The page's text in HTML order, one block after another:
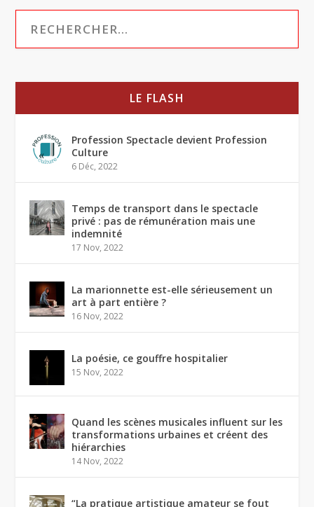
LE FLASH
Profession Spectacle devient Profession
Culture
6 Déc, 2022
Temps de transport dans le spectacle
privé : pas de rémunération mais une
indemnité
17 Nov, 2022
La marionnette est-elle sérieusement un
art à part entière ?
16 Nov, 2022
La poésie, ce gouffre hospitalier
15 Nov, 2022
Quand les scènes musicales influent sur les
transformations urbaines et créent des
hiérarchies
14 Nov, 2022
“La pratique artistique amateur se fout